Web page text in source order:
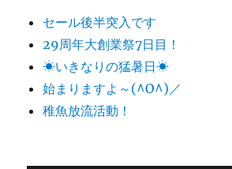
セール後半突入です
29周年大創業祭7日目！
☀いきなりの猛暑日☀
始まりますよ～(^O^)／
稚魚放流活動！